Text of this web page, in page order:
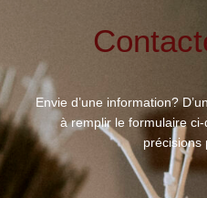
Envie d’une information?
à remplir le formulaire
précisions